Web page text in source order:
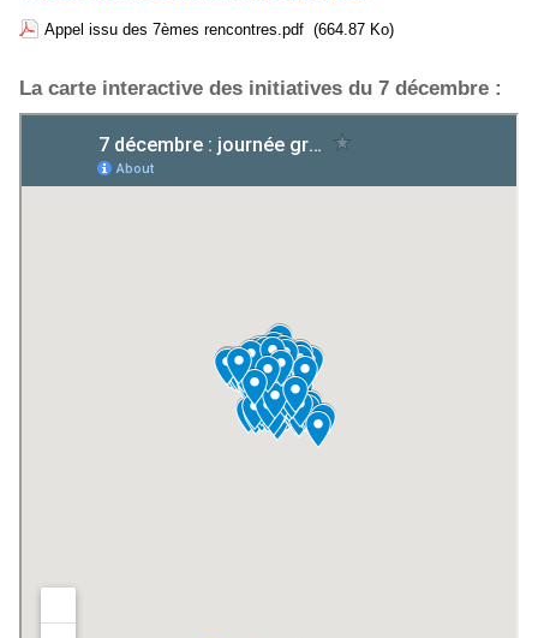
Appel issu des 7èmes rencontres.pdf (664.87 Ko)
La carte interactive des initiatives du 7 décembre :